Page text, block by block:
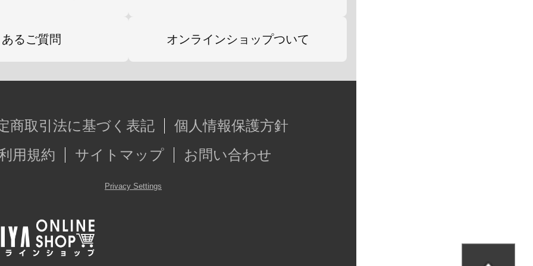
るご質問 オンラインショップついて
商取引法に基づく表記
個人情報保護方針
用規約
サイトマップ お問い合わせ
Privacy Settings